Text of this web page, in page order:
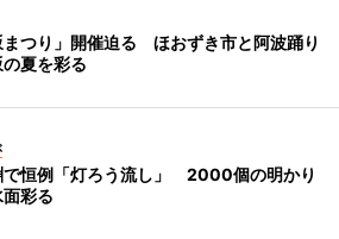
まつり」開催迫る ほおずき市と阿波踊り
夏を彩る
で恒例「灯ろう流し」 2000個の明かり
彩る